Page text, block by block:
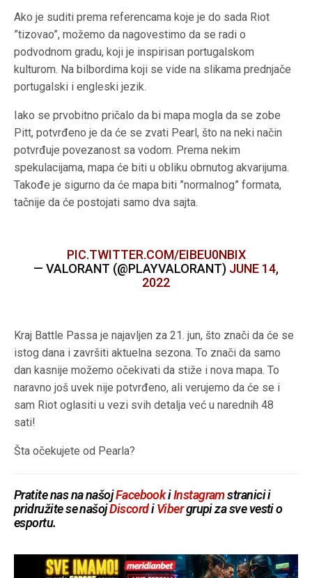
Ako je suditi prema referencama koje je do sada Riot
”tizovao”, možemo da nagovestimo da se radi o
podvodnom gradu, koji je inspirisan portugalskom
kulturom. Na bilbordima koji se vide na slikama prednjače
portugalski i engleski jezik.
Iako se prvobitno pričalo da bi mapa mogla da se zobe
Pitt, potvrđeno je da će se zvati Pearl, što na neki način
potvrđuje povezanost sa vodom. Prema nekim
spekulacijama, mapa će biti u obliku obrnutog akvarijuma.
Takođe je sigurno da će mapa biti ”normalnog” formata,
tačnije da će postojati samo dva sajta.
PIC.TWITTER.COM/EIBEU0NBIX
— VALORANT (@PLAYVALORANT) JUNE 14,
2022
Kraj Battle Passa je najavljen za 21. jun, što znači da će se
istog dana i završiti aktuelna sezona. To znači da samo
dan kasnije možemo očekivati da stiže i nova mapa. To
naravno još uvek nije potvrđeno, ali verujemo da će se i
sam Riot oglasiti u vezi svih detalja već u narednih 48
sati!
Šta očekujete od Pearla?
Pratite nas na našojFacebookiInstagramstranici i
pridružite se našojDiscordiVibergrupi za sve vesti o
esportu.